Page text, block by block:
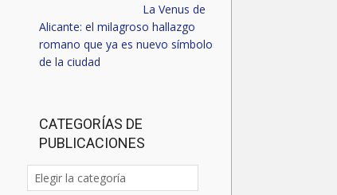
La Venus de
Alicante: el milagroso hallazgo
romano que ya es nuevo símbolo
de la ciudad
CATEGORÍAS DE
PUBLICACIONES
Categorías
de